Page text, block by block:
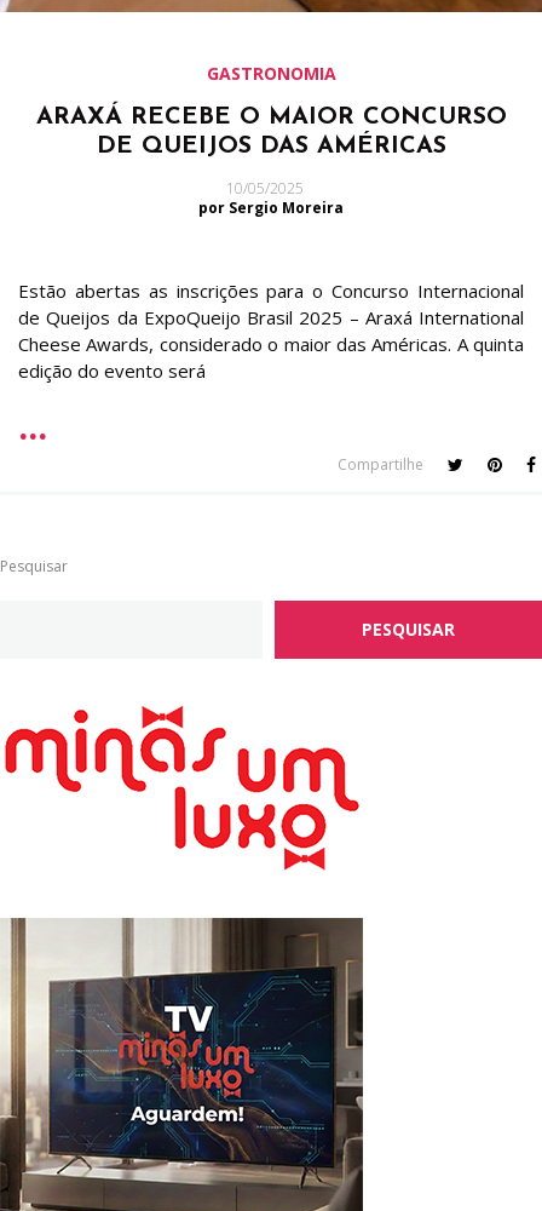
GASTRONOMIA
ARAXÁ RECEBE O MAIOR CONCURSO
DE QUEIJOS DAS AMÉRICAS
10/05/2025
por Sergio Moreira
Estão abertas as inscrições para o Concurso Internacional
de Queijos da ExpoQueijo Brasil 2025 – Araxá International
Cheese Awards, considerado o maior das Américas. A quinta
edição do evento será
Compartilhe
Pesquisar
PESQUISAR